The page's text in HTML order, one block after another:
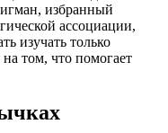
избранный
ассоциации,
изучать только
том, что помогает